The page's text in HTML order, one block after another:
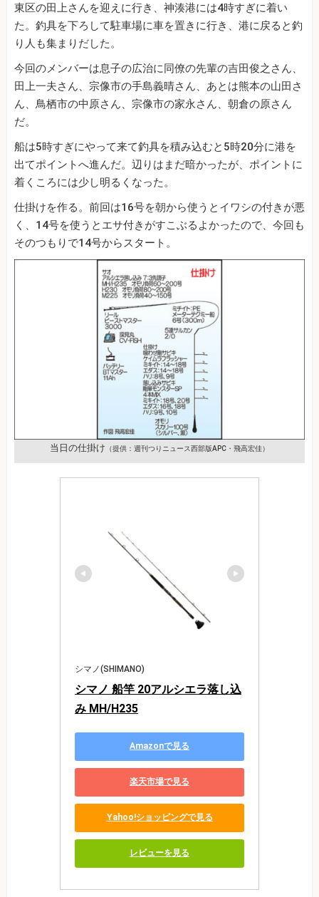
東区の田上さんを迎えに行き、神湊港には4時すぎに着い
た。釣具を下ろして駐車場に車を置きに行き、港に戻ると釣
り人も集まりだした。
今回のメンバーは息子の広治に同僚の先輩の吉田俊之さん、
田上一夫さん、宗像市の手島義晴さん、あとは熊本の山田さ
ん、鳥栖市の中原さん、宗像市の家永さん、朝倉の原さん
だ。
船は5時すぎにやって来て釣具を積み込むと5時20分に港を
出てポイントへ進んだ。辺りはまだ暗かったが、ポイントに
着くころには少し明るくなった。
仕掛けを作る。前回は16号を朝から使うとイワシの付きが悪
く、14号を使うとエサ付きがすこぶるよかったので、今回も
そのつもりで14号からスタート。
当日の仕掛け （提供：週刊つりニュース西部版APC・飛高宏佳）
シマノ(SHIMANO)
シマノ 船竿 20アルシエラ落し込
み MH/H235
Amazonで見る
楽天市場で見る
Yahoo!ショッピングで見る
レビューを見る